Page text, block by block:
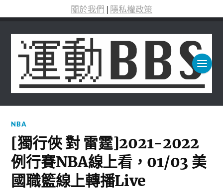
關於我們 | 隱私權政策
NBA
[獨行俠 對 雷霆]2021-2022
例行賽NBA線上看，01/03 美
國職籃線上轉播Live